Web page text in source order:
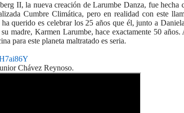
II, la nueva creación de Larumbe Danza, fue hecha
Cumbre Climática, pero en realidad con este
ha querido es celebrar los 25 años que él, junto a
madre, Karmen Larumbe, hace exactamente 50 años.
para este planeta maltratado es seria.
Chávez Reynoso.